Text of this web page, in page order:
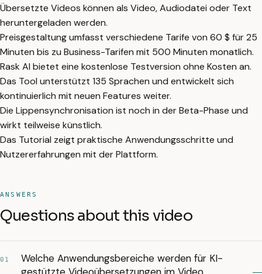
Übersetzte Videos können als Video, Audiodatei oder Text
heruntergeladen werden.
Preisgestaltung umfasst verschiedene Tarife von 60 $ für 25
Minuten bis zu Business-Tarifen mit 500 Minuten monatlich.
Rask AI bietet eine kostenlose Testversion ohne Kosten an.
Das Tool unterstützt 135 Sprachen und entwickelt sich
kontinuierlich mit neuen Features weiter.
Die Lippensynchronisation ist noch in der Beta-Phase und
wirkt teilweise künstlich.
Das Tutorial zeigt praktische Anwendungsschritte und
Nutzererfahrungen mit der Plattform.
ANSWERS
Questions about this video
01
Welche Anwendungsbereiche werden für KI-